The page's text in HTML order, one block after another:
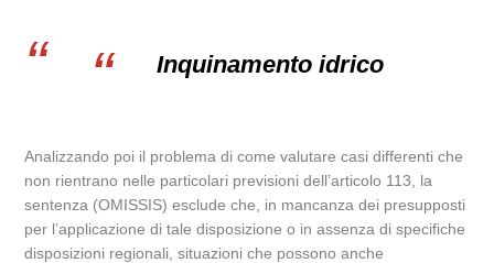
Inquinamento idrico
Analizzando poi il problema di come valutare casi differenti che
non rientrano nelle particolari previsioni dell’articolo 113, la
sentenza (OMISSIS) esclude che, in mancanza dei presupposti
per l’applicazione di tale disposizione o in assenza di specifiche
disposizioni regionali, situazioni che possono anche